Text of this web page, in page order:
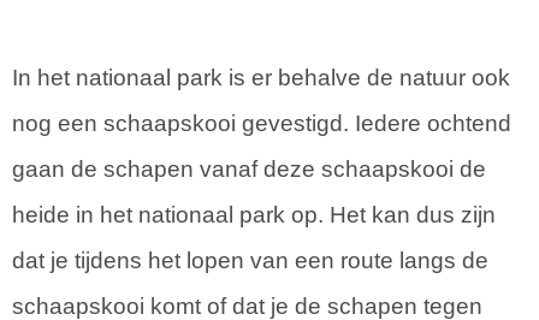
In het nationaal park is er behalve de natuur ook
nog een schaapskooi gevestigd. Iedere ochtend
gaan de schapen vanaf deze schaapskooi de
heide in het nationaal park op. Het kan dus zijn
dat je tijdens het lopen van een route langs de
schaapskooi komt of dat je de schapen tegen